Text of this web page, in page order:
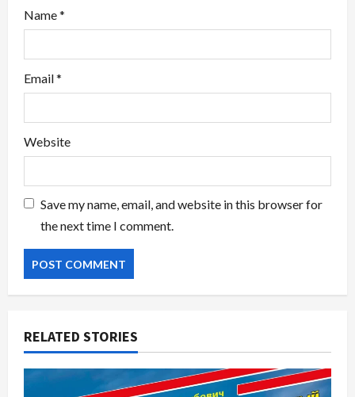
Name*
Email*
Website
Save my name, email, and website in this browser for
the next time I comment.
RELATED STORIES